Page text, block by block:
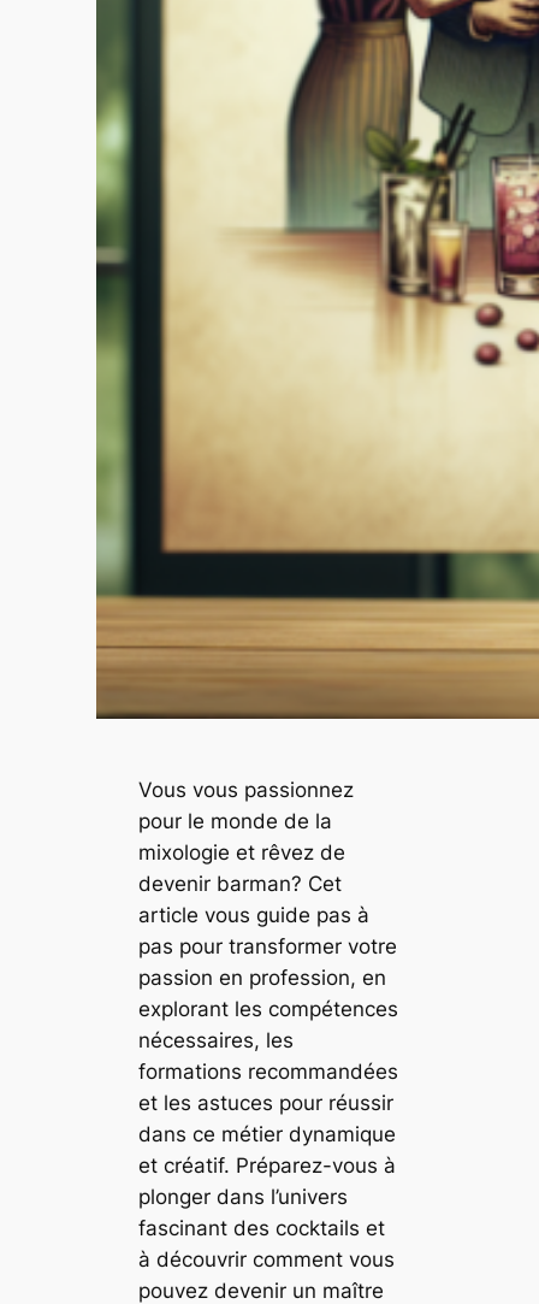
Vous vous passionnez
pour le monde de la
mixologie et rêvez de
devenir barman? Cet
article vous guide pas à
pas pour transformer votre
passion en profession, en
explorant les compétences
nécessaires, les
formations recommandées
et les astuces pour réussir
dans ce métier dynamique
et créatif. Préparez-vous à
plonger dans l’univers
fascinant des cocktails et
à découvrir comment vous
pouvez devenir un maître